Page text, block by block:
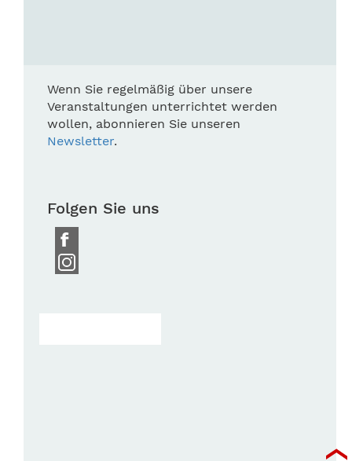
Wenn Sie regelmäßig über unsere
Veranstaltungen unterrichtet werden
wollen, abonnieren Sie unseren
Newsletter.
Folgen Sie uns